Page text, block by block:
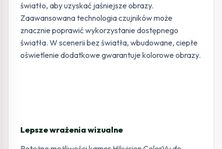
światło, aby uzyskać jaśniejsze obrazy.
Zaawansowana technologia czujników może
znacznie poprawić wykorzystanie dostępnego
światła. W scenerii bez światła, wbudowane, ciepłe
oświetlenie dodatkowe gwarantuje kolorowe obrazy.
Lepsze wrażenia wizualne